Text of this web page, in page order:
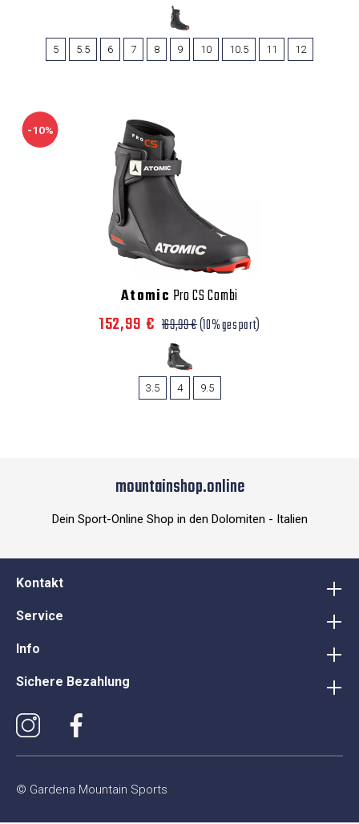
5 5.5 6 7 8 9 10 10.5 11 12
-10%
Atomic Pro CS Combi
152,99 € 169,99 €(10% gespart)
3.5 4 9.5
mountainshop.online
Dein Sport-Online Shop in den Dolomiten - Italien
Kontakt
Service
Info
Sichere Bezahlung
© Gardena Mountain Sports